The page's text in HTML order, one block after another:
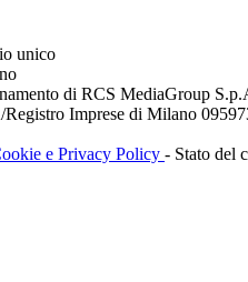
unico
di RCS MediaGroup
Imprese di Milano
e Privacy Policy - Stato del